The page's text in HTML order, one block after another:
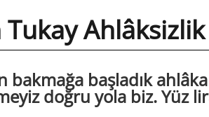
Ahlâksizlik
bakmağa başladık
doğru yola biz. Yüz